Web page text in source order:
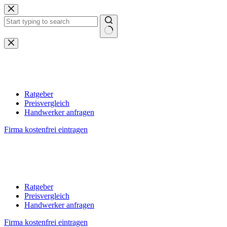
Zum
Inhalt
springen
Keine
Ergebnisse
Ratgeber
Preisvergleich
Handwerker anfragen
Firma kostenfrei eintragen
Ratgeber
Preisvergleich
Handwerker anfragen
Firma kostenfrei eintragen